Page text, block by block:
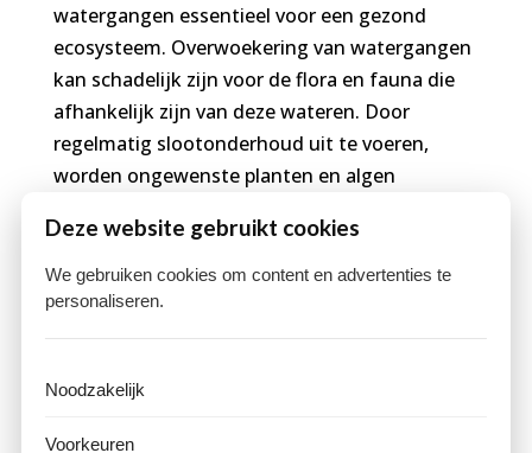
watergangen essentieel voor een gezond
ecosysteem. Overwoekering van watergangen
kan schadelijk zijn voor de flora en fauna die
afhankelijk zijn van deze wateren. Door
regelmatig slootonderhoud uit te voeren,
worden ongewenste planten en algen
ecosysteem ontstaat. Dit niet alleen ten goede
van het milieu, maar ook voor recreatie en
natuurbehoud in de omgeving.
Voorbereiding
op
Deze website gebruikt cookies
We gebruiken cookies om content en advertenties te
personaliseren.
Noodzakelijk
Voorkeuren